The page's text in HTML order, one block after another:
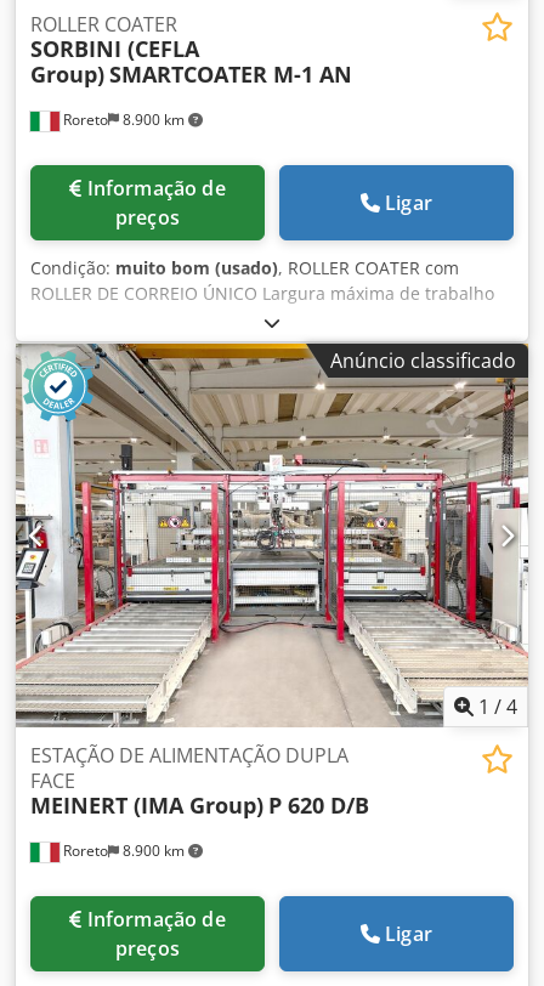
Roreto 8.900 km
ROLLER COATER
SORBINI (CEFLA
Group)SMARTCOATER M-1 AN
preços
Ligar
Condição: muito bom (usado), ROLLER COATER com
ROLLER DE CORREIO ÚNICO Largura máxima de trabalho
mm 1300 Comprimento da máquina mm 900 (ca.)
Dedpfxjgz Swwe Amrjkr Espessura dos painéis (altura de
trabalho): mm 3 - 80 Velocidade de alimentação ajustável:
m/min 4 -20 painel de controle PLC Separar (do corpo da
máquina) armário eléctrico e de comando Potência total
instalada KW 8 Equipado com: 1°) Unidade de doseamento
(Cromado Diam. de rolo de Doutor mm 173, KW 0,75 ca.)
2°) Unidade de revestimento (Cilindro estendedor de
borracha diam. mm 250 (ca.) KW 0,75, com um cilindro
inferior de borracha, contracolocado ao superior (diam.
mm 182 ca., (ca.) KW 0,75)
Anúncio classificado
1 /4
Roreto 8.900 km
ESTAÇÃO DE ALIMENTAÇÃO DUPLA
FACE
MEINERT (IMA Group) P 620 D/B
preços
Ligar